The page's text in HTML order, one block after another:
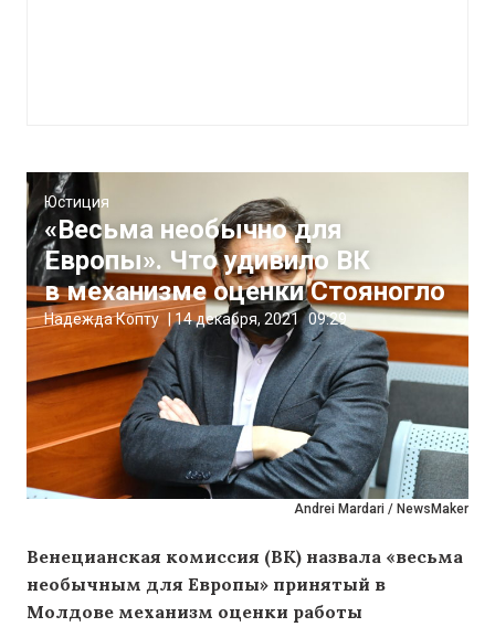
Andrei Mardari / NewsMaker
Юстиция
«Весьма необычно для
Европы». Что удивило ВК
в механизме оценки Стояногло
Надежда Копту 14 декабря, 2021 09:29
Венецианская комиссия (ВК) назвала «весьма
необычным для Европы» принятый в
Молдове механизм оценки работы